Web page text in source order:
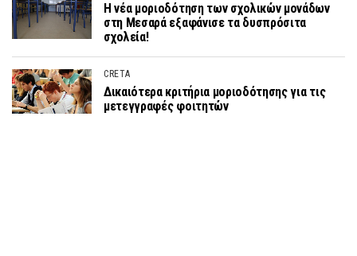
Η νέα μοριοδότηση των σχολικών μονάδων
στη Μεσαρά εξαφάνισε τα δυσπρόσιτα
σχολεία!
CRETA
Δικαιότερα κριτήρια μοριοδότησης για τις
μετεγγραφές φοιτητών